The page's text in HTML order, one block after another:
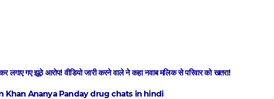
गए झूठे आरोप! वीडियो जारी करने वाले ने कहा नवाब मलिक से परिवार को खतरा!
Khan Ananya Panday drug chats in hindi